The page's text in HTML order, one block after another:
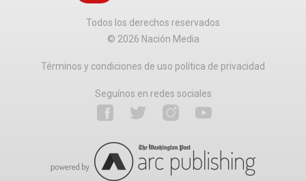
Todos los derechos reservados
© 2026 Nación Media
Términos y condiciones de uso política de privacidad
Seguínos en redes sociales